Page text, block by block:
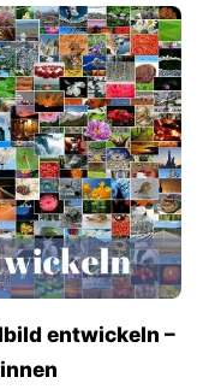
entwickeln –